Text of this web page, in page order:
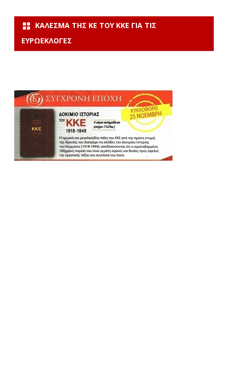
ΚΆΛΕΣΜΑ ΤΗΣ ΚΕ ΤΟΥ ΚΚΕ ΓΙΑ ΤΙΣ
ΕΥΡΩΕΚΛΟΓΈΣ